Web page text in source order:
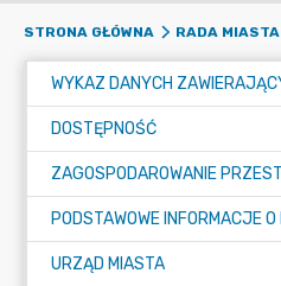
STRONA GŁÓWNA RADA MIASTA
DOSTĘPNOŚĆ
URZĄD MIASTA